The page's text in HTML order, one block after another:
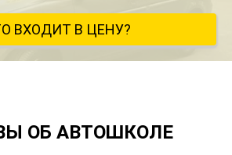
ВХОДИТ В ЦЕНУ?
ОБ АВТОШКОЛЕ